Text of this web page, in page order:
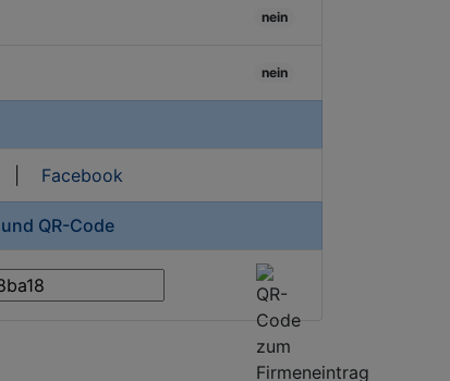
nein
nein
Facebook
QR-Code